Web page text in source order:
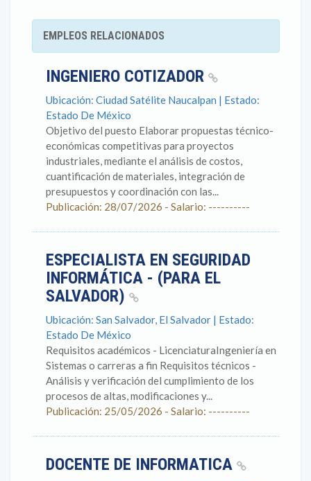
EMPLEOS RELACIONADOS
INGENIERO COTIZADOR
Ubicación: Ciudad Satélite Naucalpan | Estado:
Estado De México
Objetivo del puesto Elaborar propuestas técnico-
económicas competitivas para proyectos
industriales, mediante el análisis de costos,
cuantificación de materiales, integración de
presupuestos y coordinación con las...
Publicación: 28/07/2026 - Salario: ----------
ESPECIALISTA EN SEGURIDAD
INFORMÁTICA - (PARA EL
SALVADOR)
Ubicación: San Salvador, El Salvador | Estado:
Estado De México
Requisitos académicos - LicenciaturaIngeniería en
Sistemas o carreras a fin Requisitos técnicos -
Análisis y verificación del cumplimiento de los
procesos de altas, modificaciones y...
Publicación: 25/05/2026 - Salario: ----------
DOCENTE DE INFORMATICA